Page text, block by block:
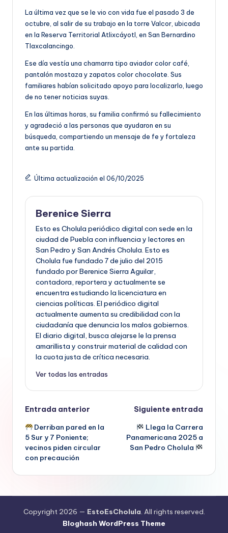
La última vez que se le vio con vida fue el pasado 3 de
octubre, al salir de su trabajo en la torre Valcor, ubicada
en la Reserva Territorial Atlixcáyotl, en San Bernardino
Tlaxcalancingo.
Ese día vestía una chamarra tipo aviador color café,
pantalón mostaza y zapatos color chocolate. Sus
familiares habían solicitado apoyo para localizarlo, luego
de no tener noticias suyas.
En las últimas horas, su familia confirmó su fallecimiento
y agradeció a las personas que ayudaron en su
búsqueda, compartiendo un mensaje de fe y fortaleza
ante su partida.
Última actualización el 06/10/2025
Berenice Sierra
Esto es Cholula periódico digital con sede en la
ciudad de Puebla con influencia y lectores en
San Pedro y San Andrés Cholula. Esto es
Cholula fue fundado 7 de julio del 2015
fundado por Berenice Sierra Aguilar,
contadora, reportera y actualmente se
encuentra estudiando la licenciatura en
ciencias políticas. El periódico digital
actualmente aumenta su credibilidad con la
ciudadanía que denuncia los malos gobiernos.
El diario digital, busca alejarse le la prensa
amarillista y construir material de calidad con
la cuota justa de crítica necesaria.
Ver todas las entradas
Navegación
de
entradas
Entrada anterior
Derriban pared en la
5 Sur y 7 Poniente;
vecinos piden circular
con precaución
Siguiente entrada
Llega la Carrera
Panamericana 2025 a
San Pedro Cholula
Copyright 2026 — EstoEsCholula. All rights reserved.
Bloghash WordPress Theme